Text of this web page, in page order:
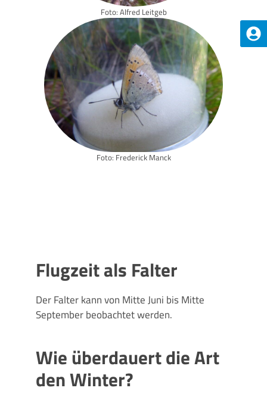
Foto: Alfred Leitgeb
Foto: Frederick Manck
Flugzeit als Falter
Der Falter kann von Mitte Juni bis Mitte
September beobachtet werden.
Wie überdauert die Art
den Winter?